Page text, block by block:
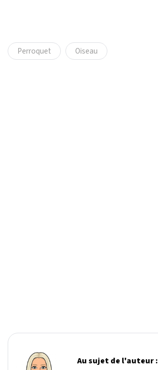
Perroquet Oiseau
Au sujet de l'auteur :